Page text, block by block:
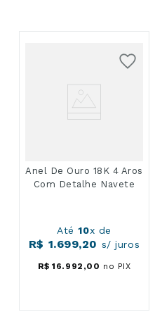
Anel De Ouro 18K 4 Aros
Com Detalhe Navete
Até10x de
R$ 1.699,20 s/ juros
R$ 16. 992 ,00 no PIX